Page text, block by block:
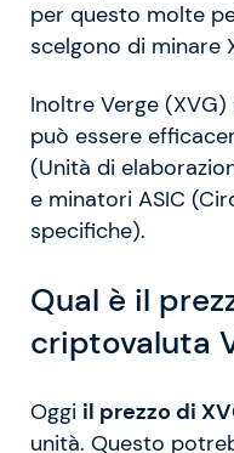
per questo molte
scelgono di minare
Inoltre Verge
può essere
(Unità di
e minatori ASIC
specifiche).
Qual è il
criptovaluta
Oggi il prezzo di
unità. Questo